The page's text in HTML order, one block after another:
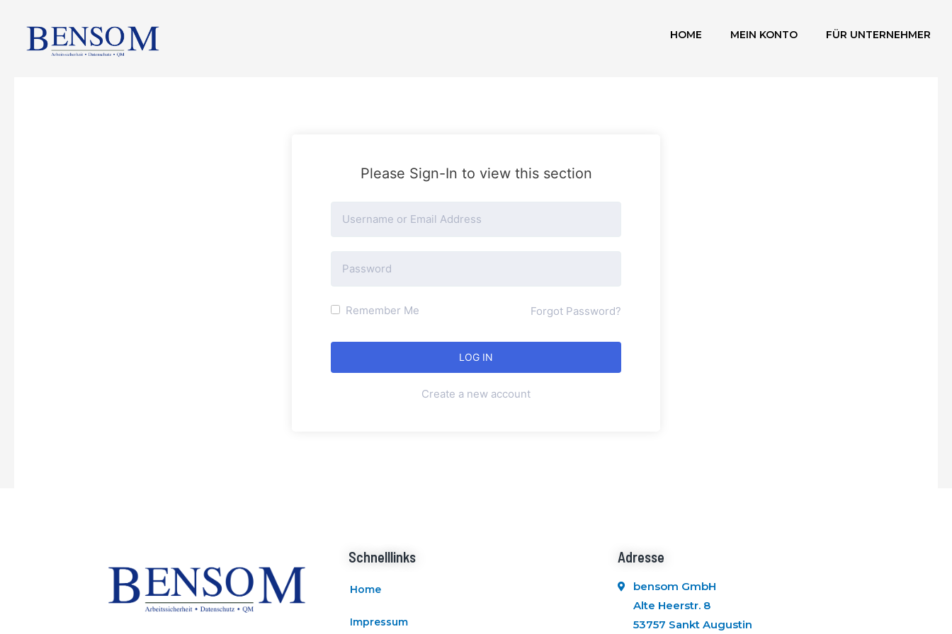
HOME MEIN KONTO FÜR UNTERNEHMER
Please Sign-In to view this section
Remember Me Forgot Password?
Create a new account
Schnelllinks
Home
Impressum
Adresse
bensom GmbH
Alte Heerstr. 8
53757 Sankt Augustin